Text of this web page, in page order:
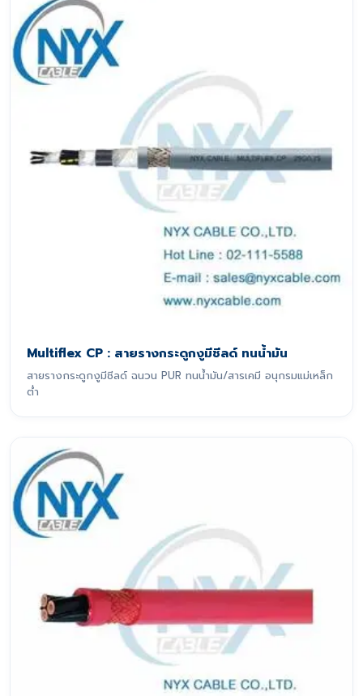
Multiflex CP : สายรางกระดูกงูมีชีลด์ ทนน้ำมัน
สายรางกระดูกงูมีชีลด์ ฉนวน PUR ทนน้ำมัน/สารเคมี อนุกรมแม่เหล็ก
ต่ำ